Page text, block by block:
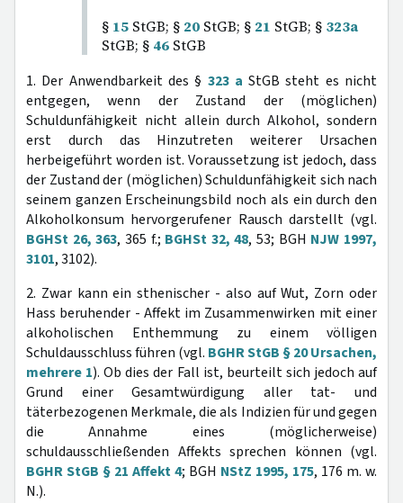
§ 15 StGB; § 20 StGB; § 21 StGB; § 323a
StGB; § 46 StGB
1. Der Anwendbarkeit des § 323 a StGB steht es nicht
entgegen, wenn der Zustand der (möglichen)
Schuldunfähigkeit nicht allein durch Alkohol, sondern
erst durch das Hinzutreten weiterer Ursachen
herbeigeführt worden ist. Voraussetzung ist jedoch, dass
der Zustand der (möglichen) Schuldunfähigkeit sich nach
seinem ganzen Erscheinungsbild noch als ein durch den
Alkoholkonsum hervorgerufener Rausch darstellt (vgl.
BGHSt 26, 363, 365 f.; BGHSt 32, 48, 53; BGH NJW 1997,
3101, 3102).
2. Zwar kann ein sthenischer - also auf Wut, Zorn oder
Hass beruhender - Affekt im Zusammenwirken mit einer
alkoholischen Enthemmung zu einem völligen
Schuldausschluss führen (vgl. BGHR StGB § 20 Ursachen,
mehrere 1). Ob dies der Fall ist, beurteilt sich jedoch auf
Grund einer Gesamtwürdigung aller tat- und
täterbezogenen Merkmale, die als Indizien für und gegen
die Annahme eines (möglicherweise)
schuldausschließenden Affekts sprechen können (vgl.
BGHR StGB § 21 Affekt 4; BGH NStZ 1995, 175, 176 m. w.
N.).